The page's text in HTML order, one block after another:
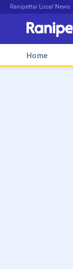
Ranipettai Local News
Home